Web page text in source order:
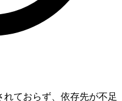
ておらず、依存先が不足